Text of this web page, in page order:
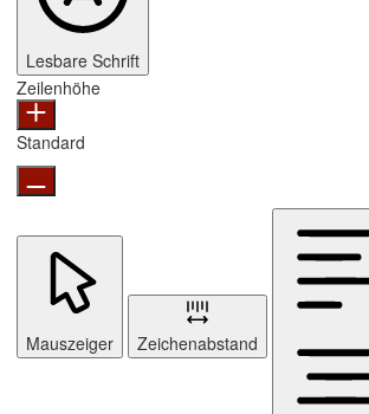
Lesbare Schrift
Zeilenhöhe
Standard
Mauszeiger Zeichenabstand